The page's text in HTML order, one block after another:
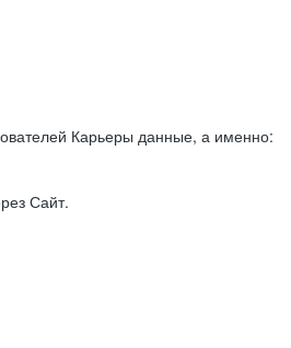
Карьеры данные, а именно:
Сайт.